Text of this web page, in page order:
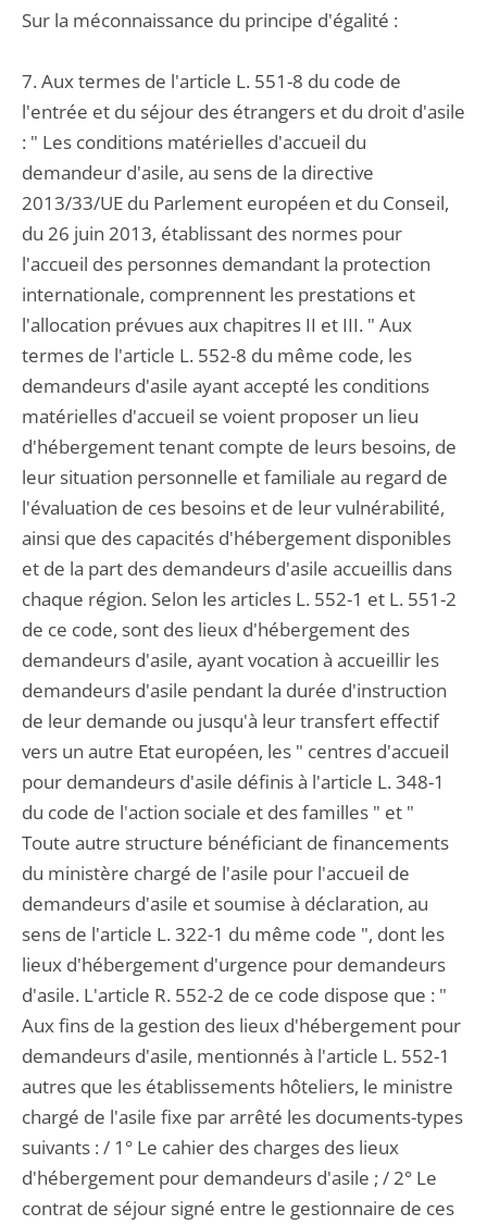
Sur la méconnaissance du principe d'égalité :
7. Aux termes de l'article L. 551-8 du code de
l'entrée et du séjour des étrangers et du droit d'asile
: " Les conditions matérielles d'accueil du
demandeur d'asile, au sens de la directive
2013/33/UE du Parlement européen et du Conseil,
du 26 juin 2013, établissant des normes pour
l'accueil des personnes demandant la protection
internationale, comprennent les prestations et
l'allocation prévues aux chapitres II et III. " Aux
termes de l'article L. 552-8 du même code, les
demandeurs d'asile ayant accepté les conditions
matérielles d'accueil se voient proposer un lieu
d'hébergement tenant compte de leurs besoins, de
leur situation personnelle et familiale au regard de
l'évaluation de ces besoins et de leur vulnérabilité,
ainsi que des capacités d'hébergement disponibles
et de la part des demandeurs d'asile accueillis dans
chaque région. Selon les articles L. 552-1 et L. 551-2
de ce code, sont des lieux d'hébergement des
demandeurs d'asile, ayant vocation à accueillir les
demandeurs d'asile pendant la durée d'instruction
de leur demande ou jusqu'à leur transfert effectif
vers un autre Etat européen, les " centres d'accueil
pour demandeurs d'asile définis à l'article L. 348-1
du code de l'action sociale et des familles " et "
Toute autre structure bénéficiant de financements
du ministère chargé de l'asile pour l'accueil de
demandeurs d'asile et soumise à déclaration, au
sens de l'article L. 322-1 du même code ", dont les
lieux d'hébergement d'urgence pour demandeurs
d'asile. L'article R. 552-2 de ce code dispose que : "
Aux fins de la gestion des lieux d'hébergement pour
demandeurs d'asile, mentionnés à l'article L. 552-1
autres que les établissements hôteliers, le ministre
chargé de l'asile fixe par arrêté les documents-types
suivants : / 1° Le cahier des charges des lieux
d'hébergement pour demandeurs d'asile ; / 2° Le
contrat de séjour signé entre le gestionnaire de ces